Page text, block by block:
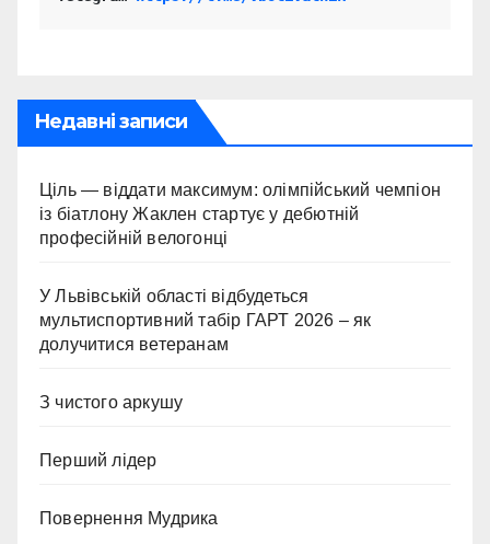
Недавні записи
Ціль — віддати максимум: олімпійський чемпіон
із біатлону Жаклен стартує у дебютній
професійній велогонці
У Львівській області відбудеться
мультиспортивний табір ГАРТ 2026 – як
долучитися ветеранам
З чистого аркушу
Перший лідер
Повернення Мудрика